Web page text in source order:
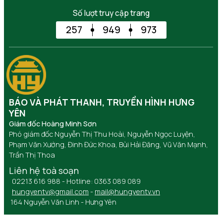
Số lượt truy cập trang
257 949 973
BÁO VÀ PHÁT THANH, TRUYỀN HÌNH HƯNG
YÊN
Giám đốc Hoàng Minh Sơn
Phó giám đốc Nguyễn Thị Thu Hoài, Nguyễn Ngọc Luyện,
Phạm Văn Xướng, Đinh Đức Khoa, Bùi Hải Đăng, Vũ Văn Mạnh,
Trần Thị Thoa
Liên hệ toà soạn
02213 616 988 - Hotline: 0363 089 089
hungyentv@gmail.com - mail@hungyentv.vn
164 Nguyễn Văn Linh - Hưng Yên